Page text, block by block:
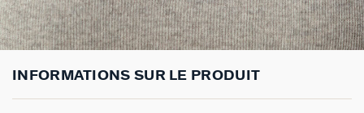
BOUCLES D'OREILLES À L'UNITÉ
SAUTOIRS
MANCHETTES
BAGUES ARGENTÉES
ZODIAQUE
SET DE 3
FOULARDS
ARGENT SIGNATURE
MY AGATHA CLUB
INFORMATIONS SUR LE PRODUIT